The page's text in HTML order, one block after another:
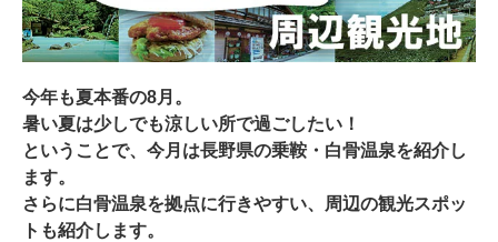
今年も夏本番の8月。
暑い夏は少しでも涼しい所で過ごしたい！
ということで、今月は長野県の乗鞍・白骨温泉を紹介し
ます。
さらに白骨温泉を拠点に行きやすい、周辺の観光スポッ
トも紹介します。